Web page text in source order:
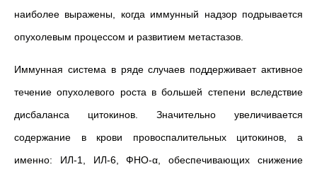
наиболее выражены, когда иммунный надзор подрывается
опухолевым процессом и развитием метастазов.
Иммунная система в ряде случаев поддерживает активное
течение опухолевого роста в большей степени вследствие
дисбаланса цитокинов. Значительно увеличивается
содержание в крови провоспалительных цитокинов, а
именно: ИЛ-1, ИЛ-6, ФНО-α, обеспечивающих снижение